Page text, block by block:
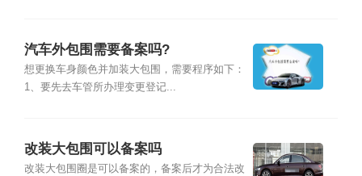
汽车外包围需要备案吗?
想更换车身颜色并加装大包围，需要程序如下：
1、要先去车管所办理变更登记...
改装大包围可以备案吗
改装大包围圈是可以备案的，备案后才为合法改